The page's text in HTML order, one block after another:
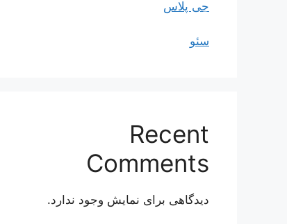
جی پلاس
سئو
Recent
Comments
دیدگاهی برای نمایش وجود ندارد.